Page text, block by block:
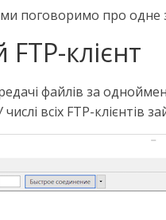
поговоримо про одне
клієнт
файлів за
всіх FTP-клієнтів